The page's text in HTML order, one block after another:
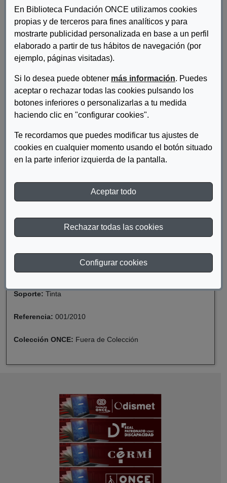
En Biblioteca Fundación ONCE utilizamos cookies
propias y de terceros para fines analíticos y para
mostrarte publicidad personalizada en base a un perfil
elaborado a partir de tus hábitos de navegación (por
ejemplo, páginas visitadas).
Si lo desea puede obtener más información. Puedes
aceptar o rechazar todas las cookies pulsando los
botones inferiores o personalizarlas a tu medida
haciendo clic en "configurar cookies".
Te recordamos que puedes modificar tus ajustes de
cookies en cualquier momento usando el botón situado
en la parte inferior izquierda de la pantalla.
Aceptar todo
Rechazar todas las cookies
Configurar cookies
Autor/es:Dirección de Comunicación e Imagen ONCE
Descripcion:
Obra de fotografía sobre los deportes paralímpicos.
Año de publicación:2010
Deporte Paralímpico
Formato:Catálogos
Soporte: Tinta
Referencia: 001/2010
Colección ONCE: Fuera de Colección